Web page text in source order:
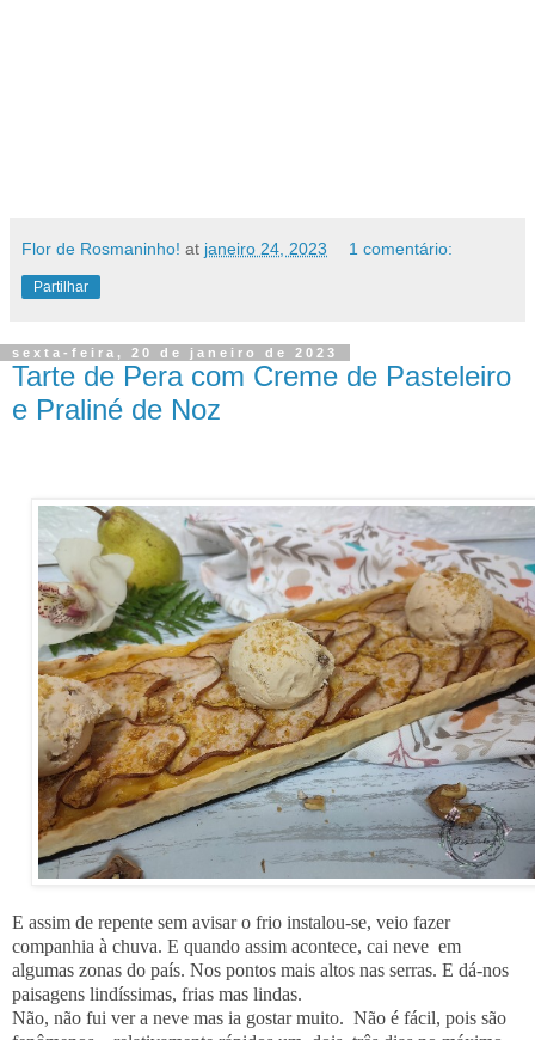
Flor de Rosmaninho! at janeiro 24, 2023 1 comentário:
Partilhar
sexta-feira, 20 de janeiro de 2023
Tarte de Pera com Creme de Pasteleiro
e Praliné de Noz
E assim de repente sem avisar o frio instalou-se, veio fazer
companhia à chuva. E quando assim acontece, cai neve em
algumas zonas do país. Nos pontos mais altos nas serras. E dá-nos
paisagens lindíssimas, frias mas lindas.
Não, não fui ver a neve mas ia gostar muito. Não é fácil, pois são